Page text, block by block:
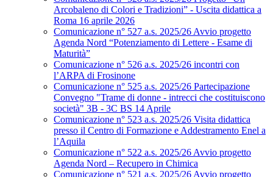
Arcobaleno di Colori e Tradizioni” - Uscita didattica a
Roma 16 aprile 2026
Comunicazione n° 527 a.s. 2025/26 Avvio progetto
Agenda Nord “Potenziamento di Lettere - Esame di
Maturità”
Comunicazione n° 526 a.s. 2025/26 incontri con
l’ARPA di Frosinone
Comunicazione n° 525 a.s. 2025/26 Partecipazione
Convegno "Trame di donne - intrecci che costituiscono
società" 3B - 3C BS 14 Aprile
Comunicazione n° 523 a.s. 2025/26 Visita didattica
presso il Centro di Formazione e Addestramento Enel a
l’Aquila
Comunicazione n° 522 a.s. 2025/26 Avvio progetto
Agenda Nord – Recupero in Chimica
Comunicazione n° 521 a.s. 2025/26 Avvio progetto